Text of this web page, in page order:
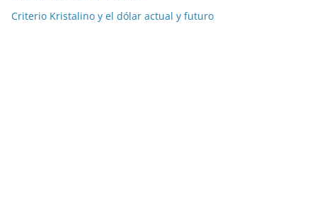
Criterio Kristalino y el dólar actual y futuro